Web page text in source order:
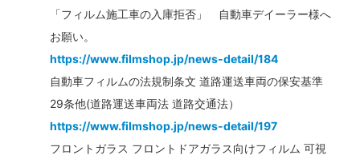
「フィルム施工車の入庫拒否」 自動車デイーラー様へ
お願い。
https://www.filmshop.jp/news-detail/184
自動車フィルムの法規制条文 道路運送車両の保安基準
29条他(道路運送車両法 道路交通法）
https://www.filmshop.jp/news-detail/197
フロントガラス フロントドアガラス向けフィルム 可視